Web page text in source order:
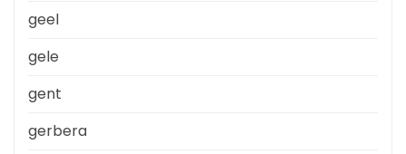
geel
gele
gent
gerbera